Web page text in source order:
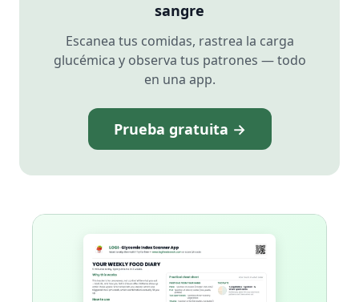
sangre
Escanea tus comidas, rastrea la carga
glucémica y observa tus patrones — todo
en una app.
Prueba gratuita →